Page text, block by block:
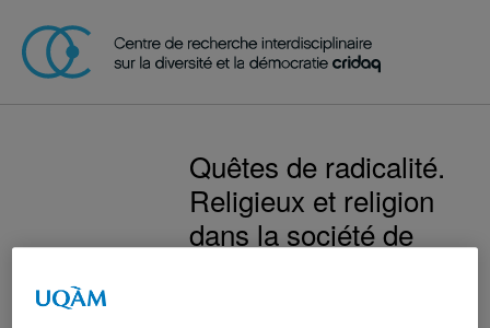
Quêtes de radicalité.
Religieux et religion
dans la société de